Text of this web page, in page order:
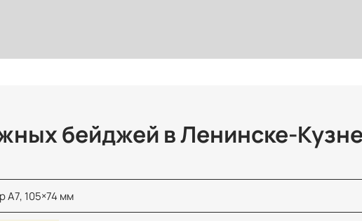
бейджей в Ленинске-
А7, 105×74 мм